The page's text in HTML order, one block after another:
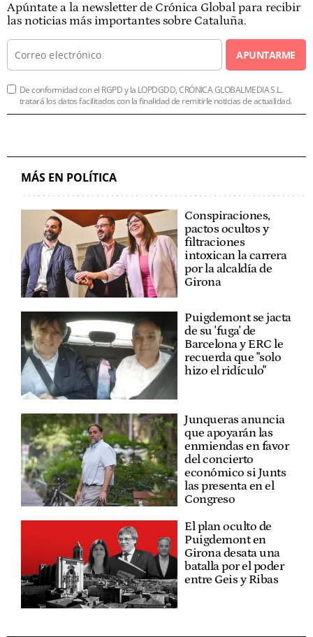
Apúntate a la newsletter de Crónica Global para recibir
las noticias más importantes sobre Cataluña.
APUNTARME
De conformidad con el RGPD y la LOPDGDD, CRÓNICA GLOBALMEDIA S.L.
tratará los datos facilitados con la finalidad de remitirle noticias de actualidad.
MÁS EN POLÍTICA
Conspiraciones,
pactos ocultos y
filtraciones
intoxican la carrera
por la alcaldía de
Girona
Puigdemont se jacta
de su 'fuga' de
Barcelona y ERC le
recuerda que "solo
hizo el ridículo"
Junqueras anuncia
que apoyarán las
enmiendas en favor
del concierto
económico si Junts
las presenta en el
Congreso
El plan oculto de
Puigdemont en
Girona desata una
batalla por el poder
entre Geis y Ribas